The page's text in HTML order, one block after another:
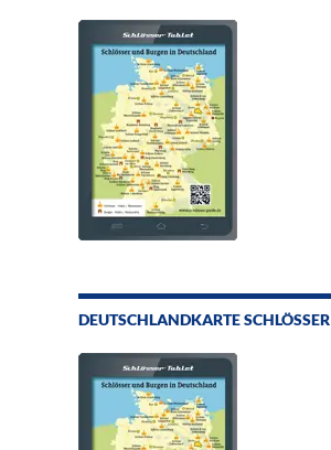
DEUTSCHLANDKARTE SCHLÖSSER